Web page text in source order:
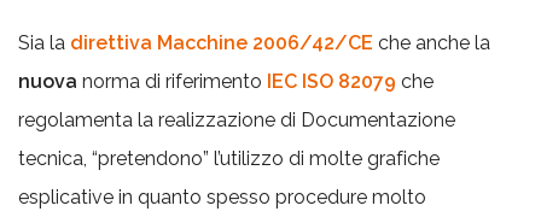
Sia la direttiva Macchine 2006/42/CE che anche la
nuova norma di riferimento IEC ISO 82079 che
regolamenta la realizzazione di Documentazione
tecnica, “pretendono” l’utilizzo di molte grafiche
esplicative in quanto spesso procedure molto